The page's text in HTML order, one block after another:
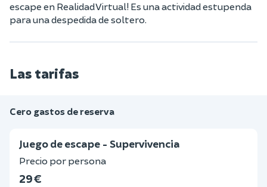
escape en Realidad Virtual! Es una actividad estupenda
para una despedida de soltero.
Las tarifas
Cero gastos de reserva
Juego de escape - Supervivencia
Precio por persona
29 €